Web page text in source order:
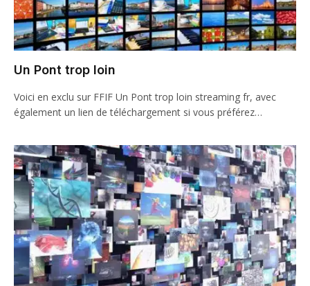
Un Pont trop loin
Voici en exclu sur FFIF Un Pont trop loin streaming fr, avec
également un lien de téléchargement si vous préférez…